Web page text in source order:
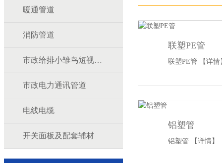
暖通管道
消防管道
市政给排小雏鸟短视频道
市政电力通讯管道
电线电缆
开关面板及配套辅材
联塑PE管
联塑PE管 【详
铝塑管
铝塑管 【详情】